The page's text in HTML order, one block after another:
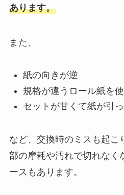
あります。
また、
紙の向きが逆
規格が違うロール紙を
セットが甘くて紙が引
など、交換時のミスも起こ
部の摩耗や汚れで切れなく
ースもあります。